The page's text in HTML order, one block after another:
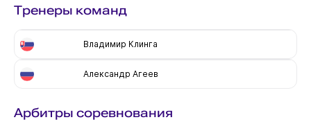
Тренеры команд
Владимир Клинга
Александр Агеев
Арбитры соревнования